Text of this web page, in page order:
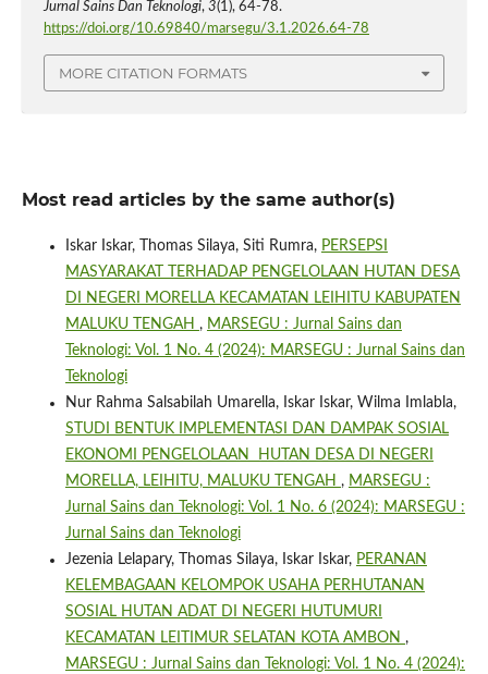
Jurnal Sains Dan Teknologi, 3(1), 64-78.
https://doi.org/10.69840/marsegu/3.1.2026.64-78
MORE CITATION FORMATS
Most read articles by the same author(s)
Iskar Iskar, Thomas Silaya, Siti Rumra, PERSEPSI
MASYARAKAT TERHADAP PENGELOLAAN HUTAN DESA
DI NEGERI MORELLA KECAMATAN LEIHITU KABUPATEN
MALUKU TENGAH , MARSEGU : Jurnal Sains dan
Teknologi: Vol. 1 No. 4 (2024): MARSEGU : Jurnal Sains dan
Teknologi
Nur Rahma Salsabilah Umarella, Iskar Iskar, Wilma Imlabla,
STUDI BENTUK IMPLEMENTASI DAN DAMPAK SOSIAL
EKONOMI PENGELOLAAN HUTAN DESA DI NEGERI
MORELLA, LEIHITU, MALUKU TENGAH , MARSEGU :
Jurnal Sains dan Teknologi: Vol. 1 No. 6 (2024): MARSEGU :
Jurnal Sains dan Teknologi
Jezenia Lelapary, Thomas Silaya, Iskar Iskar, PERANAN
KELEMBAGAAN KELOMPOK USAHA PERHUTANAN
SOSIAL HUTAN ADAT DI NEGERI HUTUMURI
KECAMATAN LEITIMUR SELATAN KOTA AMBON ,
MARSEGU : Jurnal Sains dan Teknologi: Vol. 1 No. 4 (2024):